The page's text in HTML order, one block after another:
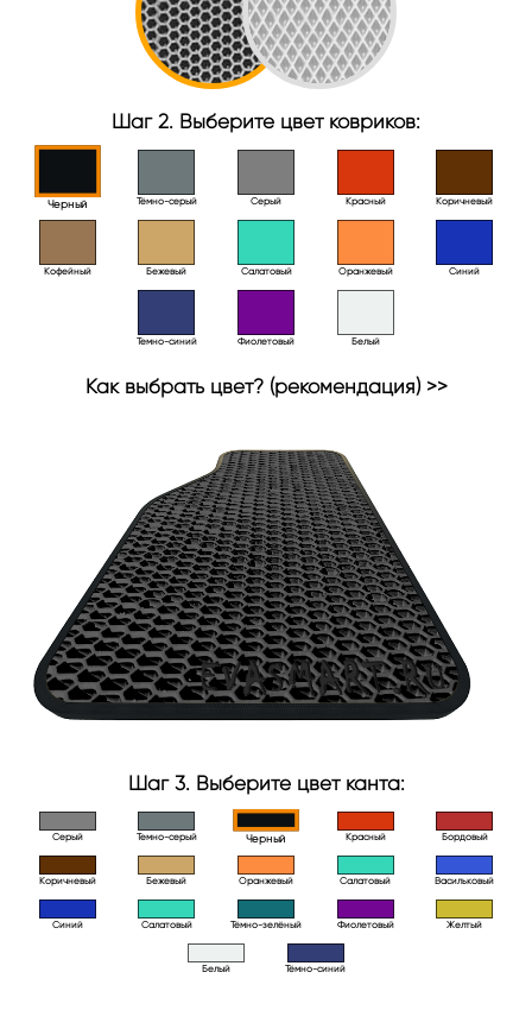
Шаг 2. Выберите цвет ковриков:
Черный Тёмно-серый Серый Красный Коричневый
Кофейный Бежевый Салатовый Оранжевый Синий
Темно-синий Фиолетовый Белый
Как выбрать цвет? (рекомендация) >>
Шаг 3. Выберите цвет канта:
Серый Темно-серый Черный Красный Бордовый
Коричневый Бежевый Оранжевый Салатовый Васильковый
Синий Салатовый Тёмно-зелёный Фиолетовый Желтый
Белый Тёмно-синий